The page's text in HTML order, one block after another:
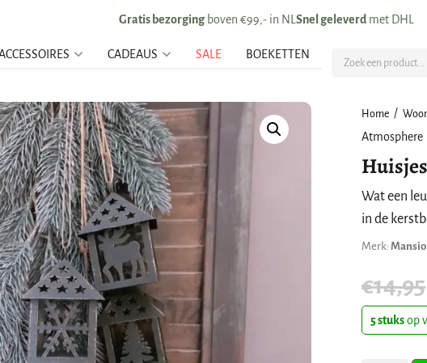
Gratis bezorging boven €99,- in NLSnel geleverd met DHL
CADEAUS SALE BOEKETTEN
Home /
Atmosphere
Wat een
in de
Merk:
€14,95
5 stuksop